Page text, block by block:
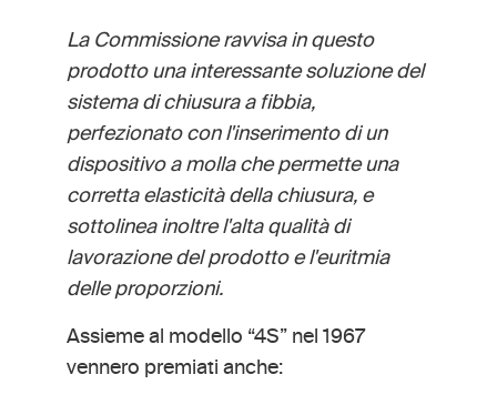
La Commissione ravvisa in questo
prodotto una interessante soluzione del
sistema di chiusura a fibbia,
perfezionato con l'inserimento di un
dispositivo a molla che permette una
corretta elasticità della chiusura, e
sottolinea inoltre l'alta qualità di
lavorazione del prodotto e l'euritmia
delle proporzioni.
Assieme al modello “4S” nel 1967
vennero premiati anche: